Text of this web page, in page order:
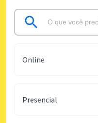
Online
Presencial